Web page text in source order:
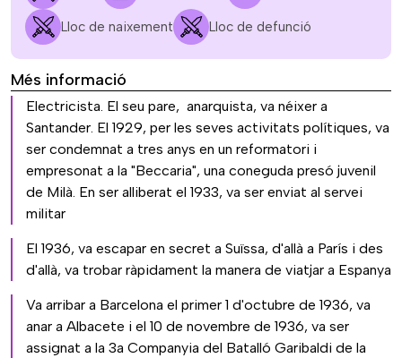
Lloc de naixement Lloc de defunció
Més informació
Electricista. El seu pare, anarquista, va néixer a
Santander. El 1929, per les seves activitats polítiques, va
ser condemnat a tres anys en un reformatori i
empresonat a la "Beccaria", una coneguda presó juvenil
de Milà. En ser alliberat el 1933, va ser enviat al servei
militar
El 1936, va escapar en secret a Suïssa, d'allà a París i des
d'allà, va trobar ràpidament la manera de viatjar a Espanya
Va arribar a Barcelona el primer 1 d'octubre de 1936, va
anar a Albacete i el 10 de novembre de 1936, va ser
assignat a la 3a Companyia del Batalló Garibaldi de la